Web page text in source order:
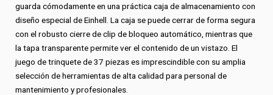
guarda cómodamente en una práctica caja de almacenamiento con
diseño especial de Einhell. La caja se puede cerrar de forma segura
con el robusto cierre de clip de bloqueo automático, mientras que
la tapa transparente permite ver el contenido de un vistazo. El
juego de trinquete de 37 piezas es imprescindible con su amplia
selección de herramientas de alta calidad para personal de
mantenimiento y profesionales.